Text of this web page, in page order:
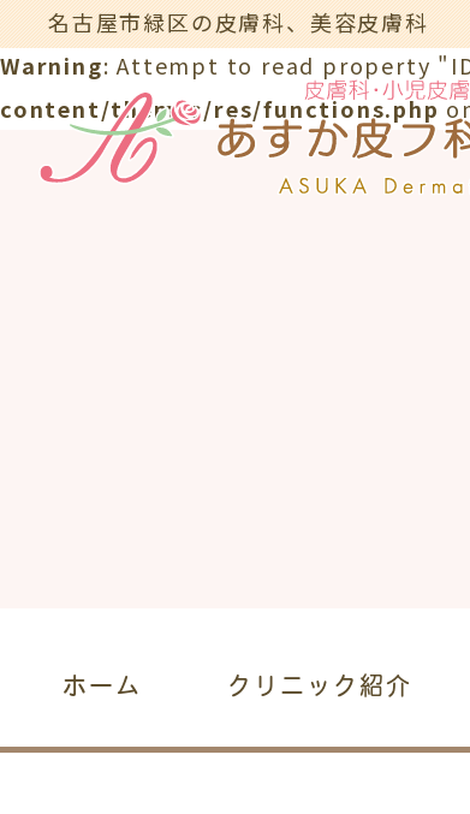
Warning: Attempt to read property
content/themes/res/functions.php
名古屋市緑区の皮膚科、美容皮膚科
ホーム クリニック紹介